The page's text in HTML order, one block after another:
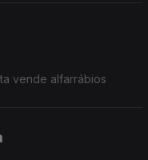
vende alfarrábios